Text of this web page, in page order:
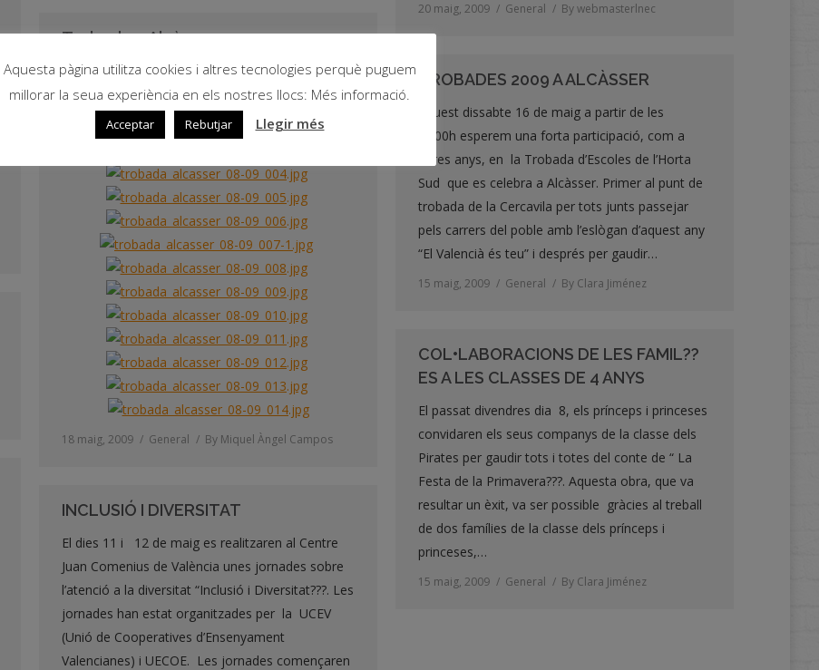
20 maig, 2009 General Bywebmasterlnec
Trobada a Alcàsser
Una vegada més ens trobàrem pel valencià!!
18 maig, 2009 General By Miquel Àngel Campos
TROBADES 2009 A ALCÀSSER
Aquest dissabte 16 de maig a partir de les
17’00h esperem una forta participació, com a
altres anys, en la Trobada d’Escoles de l’Horta
Sud que es celebra a Alcàsser. Primer al punt de
trobada de la Cercavila per tots junts passejar
pels carrers del poble amb l’eslògan d’aquest any
“El Valencià és teu” i després per gaudir…
15 maig, 2009 General By Clara Jiménez
COL•LABORACIONS DE LES FAMIL??
ES A LES CLASSES DE 4 ANYS
El passat divendres dia 8, els prínceps i princeses
convidaren els seus companys de la classe dels
Pirates per gaudir tots i totes del conte de “ La
Festa de la Primavera???. Aquesta obra, que va
resultar un èxit, va ser possible gràcies al treball
de dos famílies de la classe dels prínceps i
princeses,…
15 maig, 2009 General By Clara Jiménez
INCLUSIÓ I DIVERSITAT
El dies 11 i 12 de maig es realitzaren al Centre
Juan Comenius de València unes jornades sobre
l’atenció a la diversitat “Inclusió i Diversitat???. Les
jornades han estat organitzades per la UCEV
(Unió de Cooperatives d’Ensenyament
Valencianes) i UECOE. Les jornades començaren
Aquesta pàgina utilitza cookies i altres tecnologies perquè puguem
millorar la seua experiència en els nostres llocs: Més informació.
Acceptar Rebutjar Llegir més